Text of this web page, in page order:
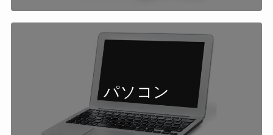
パソコン